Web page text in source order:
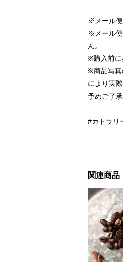
※メール便
※メール
ん。
※購入前に
※商品写真
により実
予めご了承
#カトラリ
関連商品